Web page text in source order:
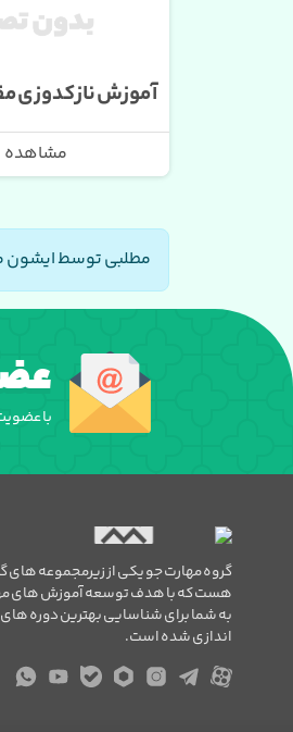
آموزش نازکدوزی
مشاهده
مطلبی توسط ایشون
با
گروه مهارت جو یکی از زیرمجموعه های
هست که با هدف توسعه آموزش های
به شما برای شناسایی بهترین دوره های
اندازی شده است.